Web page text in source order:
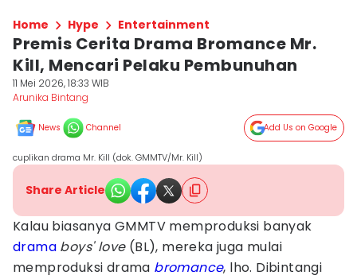
Home Hype Entertainment
Premis Cerita Drama Bromance Mr.
Kill, Mencari Pelaku Pembunuhan
11 Mei 2026, 18:33 WIB
Arunika Bintang
News Channel Add Us on Google
cuplikan drama Mr. Kill (dok. GMMTV/Mr. Kill)
Share Article
Kalau biasanya GMMTV memproduksi banyak
drama boys' love (BL), mereka juga mulai
memproduksi drama bromance, lho. Dibintangi